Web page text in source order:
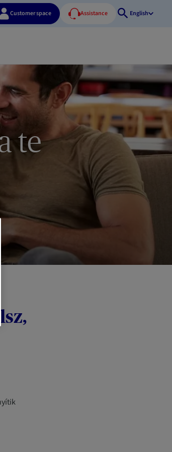
Customer space Assistance
OpenEnglish
te